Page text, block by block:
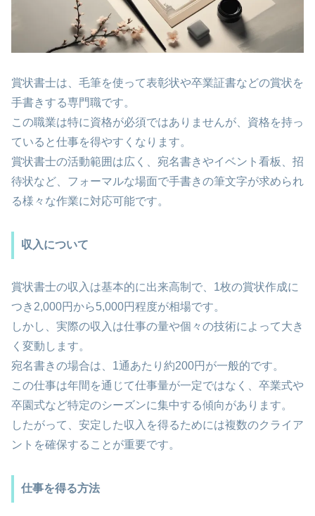
賞状書士は、毛筆を使って表彰状や卒業証書などの賞状を
手書きする専門職です。
この職業は特に資格が必須ではありませんが、資格を持っ
ていると仕事を得やすくなります。
賞状書士の活動範囲は広く、宛名書きやイベント看板、招
待状など、フォーマルな場面で手書きの筆文字が求められ
る様々な作業に対応可能です​。
収入について
賞状書士の収入は基本的に出来高制で、1枚の賞状作成に
つき2,000円から5,000円程度が相場です。
しかし、実際の収入は仕事の量や個々の技術によって大き
く変動します。
宛名書きの場合は、1通あたり約200円が一般的です。
この仕事は年間を通じて仕事量が一定ではなく、卒業式や
卒園式など特定のシーズンに集中する傾向があります。
したがって、安定した収入を得るためには複数のクライア
ントを確保することが重要です​。
仕事を得る方法